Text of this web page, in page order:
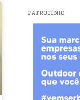
PATROCÍNIO